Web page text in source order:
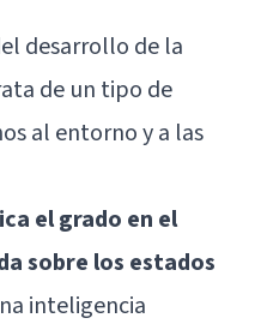
desarrollo de la
de un tipo de
al entorno y a las
el grado en el
sobre los estados
inteligencia